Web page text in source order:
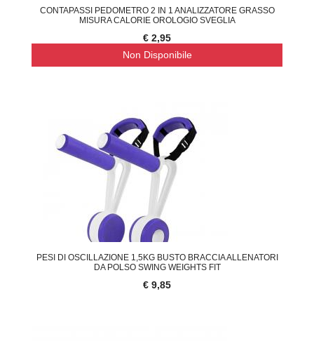
CONTAPASSI PEDOMETRO 2 IN 1 ANALIZZATORE GRASSO
MISURA CALORIE OROLOGIO SVEGLIA
€ 2,95
Non Disponibile
PESI DI OSCILLAZIONE 1,5KG BUSTO BRACCIA ALLENATORI
DA POLSO SWING WEIGHTS FIT
€ 9,85